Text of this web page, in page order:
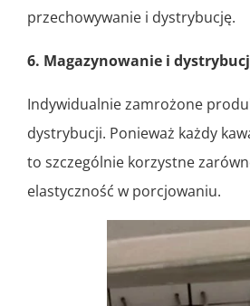
przechowywanie i dystrybucję.
6. Magazynowanie i
Indywidualnie zamrożone
dystrybucji. Ponieważ każdy
to szczególnie korzystne
elastyczność w porcjowaniu.